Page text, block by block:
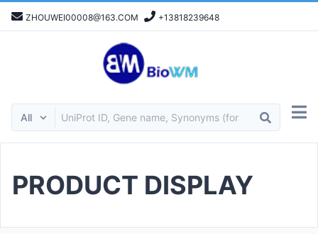
ZHOUWEI00008@163.COM +13818239648
PRODUCT DISPLAY